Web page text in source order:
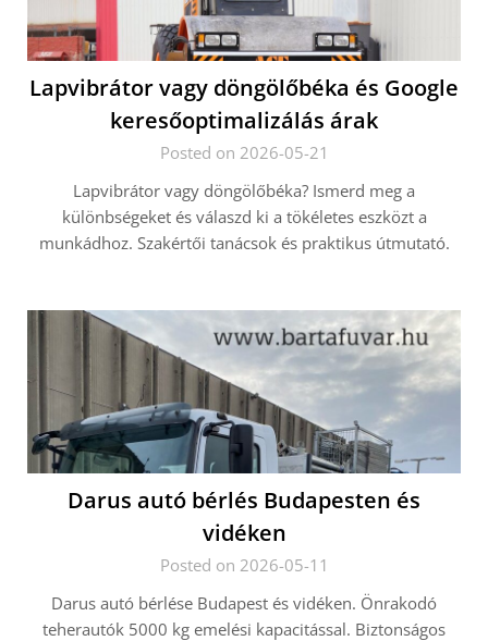
Lapvibrátor vagy döngölőbéka és Google
keresőoptimalizálás árak
Posted on 2026-05-21
Lapvibrátor vagy döngölőbéka? Ismerd meg a
különbségeket és válaszd ki a tökéletes eszközt a
munkádhoz. Szakértői tanácsok és praktikus útmutató.
Darus autó bérlés Budapesten és
vidéken
Posted on 2026-05-11
Darus autó bérlése Budapest és vidéken. Önrakodó
teherautók 5000 kg emelési kapacitással. Biztonságos